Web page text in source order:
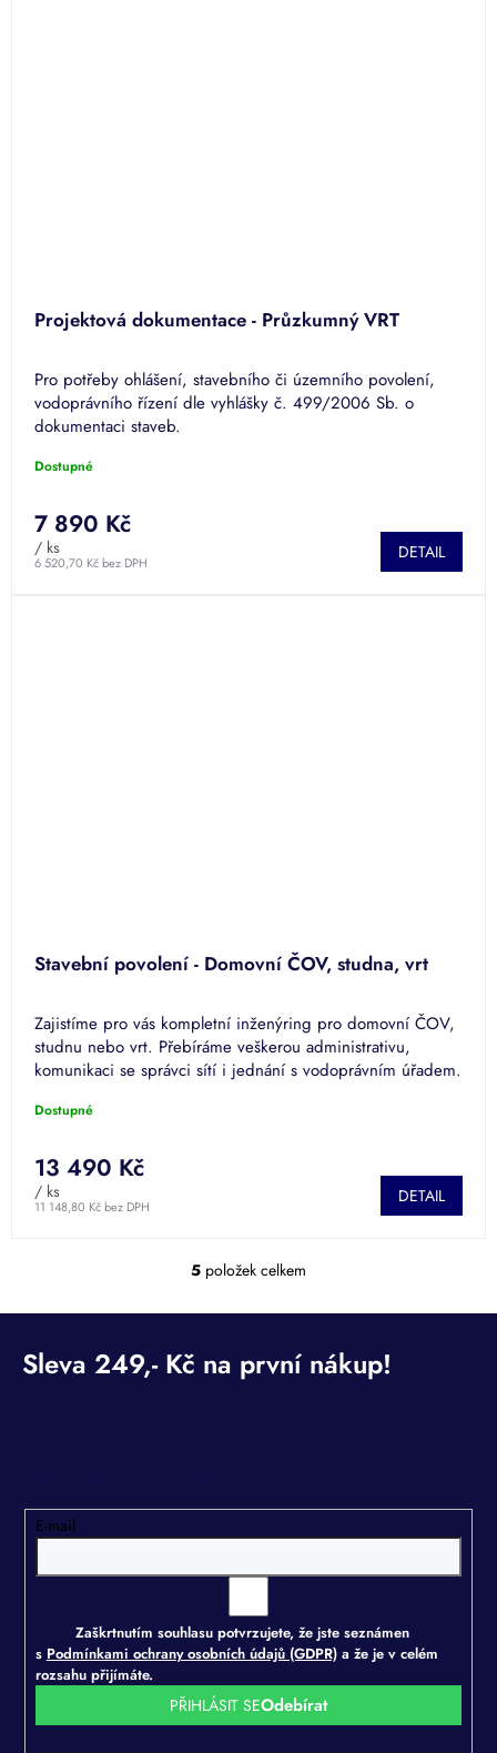
Projektová dokumentace - Průzkumný VRT
Pro potřeby ohlášení, stavebního či územního povolení,
vodoprávního řízení dle vyhlášky č. 499/2006 Sb. o
dokumentaci staveb.
Dostupné
6 520,70 Kč bez DPH
7 890 Kč
/ ks DETAIL
Stavební povolení - Domovní ČOV, studna, vrt
Zajistíme pro vás kompletní inženýring pro domovní ČOV,
studnu nebo vrt. Přebíráme veškerou administrativu,
komunikaci se správci sítí i jednání s vodoprávním úřadem.
Dostupné
11 148,80 Kč bez DPH
13 490 Kč
/ ks DETAIL
O
l
d
k
y
ý
i
s
u
5 položek celkem
E-mail
Zaškrtnutím souhlasu potvrzujete, že jste seznámen
s Podmínkami ochrany osobních údajů (GDPR)a že je v celém
rozsahu přijímáte.
PŘIHLÁSIT SE